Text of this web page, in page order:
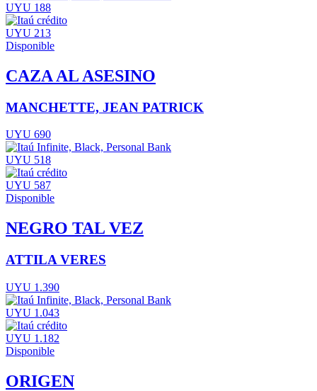
UYU 188
UYU 213
Disponible
CAZA AL ASESINO
MANCHETTE, JEAN PATRICK
UYU 690
UYU 518
UYU 587
Disponible
NEGRO TAL VEZ
ATTILA VERES
UYU 1.390
UYU 1.043
UYU 1.182
Disponible
ORIGEN